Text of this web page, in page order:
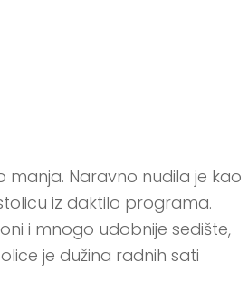
Naravno nudila je kao
iz daktilo programa.
i mnogo udobnije sedište,
je dužina radnih sati